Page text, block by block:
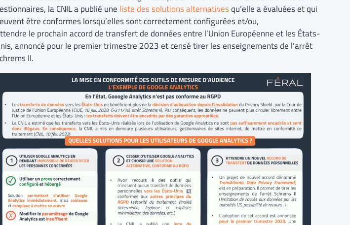
la CNIL a publié une liste des solutions alternativesqu’elle a évaluées et qui
être conformes lorsqu’elles sont correctement configurées et/ou,
le prochain accord de transfert de données entre l’Union Européenne et les États-
annoncé pour le premier trimestre 2023 et censé tirer les enseignements de l’arrêt
II.